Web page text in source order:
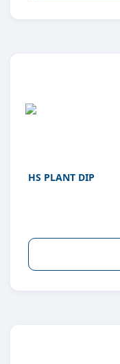
HS PLANT DIP